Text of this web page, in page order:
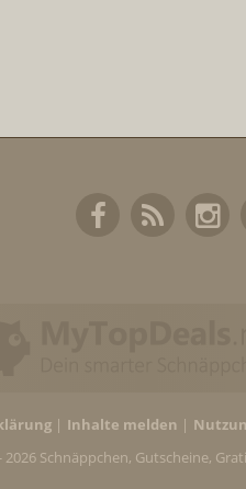
Inhalte melden
2026 Schnäppchen, Gutscheine,